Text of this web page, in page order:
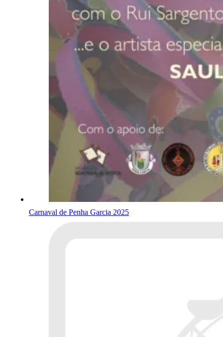
Carnaval de Penha Garcia 2025